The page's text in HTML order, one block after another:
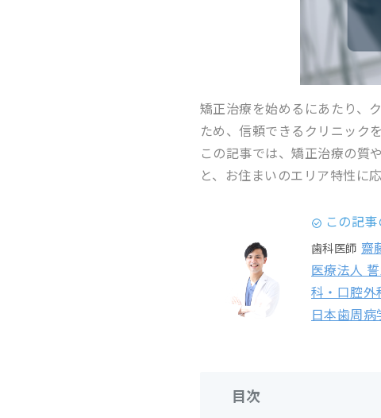
矯正治療を始めるにあたり、
ため、信頼できるクリニック
この記事では、矯正治療の質
と、お住まいのエリア特性に
この記
歯科医師 齋
医療法人
科・口腔外
日本歯周病
目次